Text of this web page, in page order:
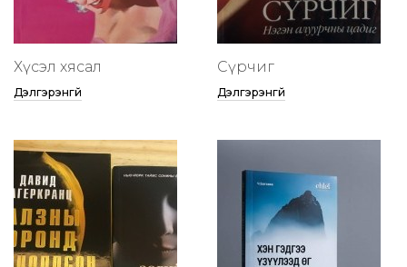
Хүсэл хясал
Дэлгэрэнгүй
Сүрчиг
Дэлгэрэнгүй